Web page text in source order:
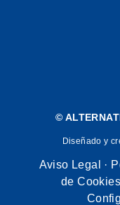
©
Diseñado y
Aviso Legal ·
de Cookies